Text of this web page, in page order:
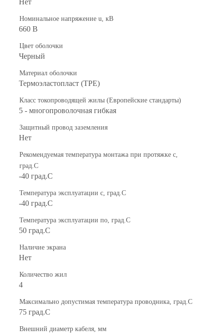
Номинальное напряжение u, кВ
660 В
Цвет оболочки
Черный
Материал оболочки
Термоэластопласт (TPE)
Класс токопроводящей жилы (Европейские стандарты)
5 - многопроволочная гибкая
Защитный провод заземления
Нет
Рекомендуемая температура монтажа при протяжке с,
град.C
-40 град.C
Температура эксплуатации с, град.C
-40 град.C
Температура эксплуатации по, град.C
50 град.C
Наличие экрана
Нет
Количество жил
4
Максимально допустимая температура проводника, град.C
75 град.C
Внешний диаметр кабеля, мм